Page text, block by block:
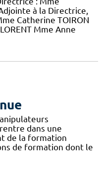
à la Directrice,
Catherine TOIRON
Mme Anne
dans une
de la formation
de formation dont le